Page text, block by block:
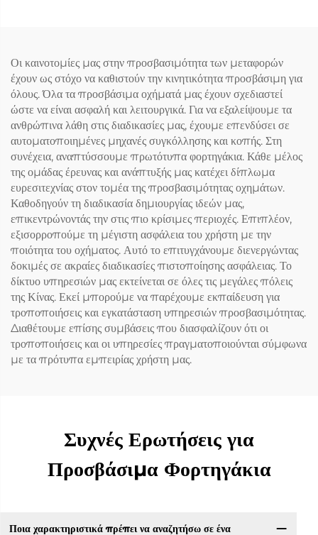
Οι καινοτομίες μας στην προσβασιμότητα των μεταφορών
έχουν ως στόχο να καθιστούν την κινητικότητα προσβάσιμη για
όλους. Όλα τα προσβάσιμα οχήματά μας έχουν σχεδιαστεί
ώστε να είναι ασφαλή και λειτουργικά. Για να εξαλείψουμε τα
ανθρώπινα λάθη στις διαδικασίες μας, έχουμε επενδύσει σε
αυτοματοποιημένες μηχανές συγκόλλησης και κοπής. Στη
συνέχεια, αναπτύσσουμε πρωτότυπα φορτηγάκια. Κάθε μέλος
της ομάδας έρευνας και ανάπτυξής μας κατέχει δίπλωμα
ευρεσιτεχνίας στον τομέα της προσβασιμότητας οχημάτων.
Καθοδηγούν τη διαδικασία δημιουργίας ιδεών μας,
επικεντρώνοντάς την στις πιο κρίσιμες περιοχές. Επιπλέον,
εξισορροπούμε τη μέγιστη ασφάλεια του χρήστη με την
ποιότητα του οχήματος. Αυτό το επιτυγχάνουμε διενεργώντας
δοκιμές σε ακραίες διαδικασίες πιστοποίησης ασφάλειας. Το
δίκτυο υπηρεσιών μας εκτείνεται σε όλες τις μεγάλες πόλεις
της Κίνας. Εκεί μπορούμε να παρέχουμε εκπαίδευση για
τροποποιήσεις και εγκατάσταση υπηρεσιών προσβασιμότητας.
Διαθέτουμε επίσης συμβάσεις που διασφαλίζουν ότι οι
τροποποιήσεις και οι υπηρεσίες πραγματοποιούνται σύμφωνα
με τα πρότυπα εμπειρίας χρήστη μας.
Συχνές Ερωτήσεις για
Προσβάσιμα Φορτηγάκια
Ποια χαρακτηριστικά πρέπει να αναζητήσω σε ένα